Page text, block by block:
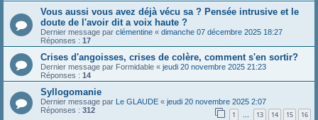
Vous aussi vous avez déjà vécu sa ? Pensée intrusive et le
doute de l'avoir dit a voix haute ?
Dernier message par clémentine « dimanche 07 décembre 2025 18:27
Réponses : 17
Crises d'angoisses, crises de colère, comment s'en sortir?
Dernier message par Formidable « jeudi 20 novembre 2025 21:23
Réponses : 14
Syllogomanie
Dernier message par Le GLAUDE « jeudi 20 novembre 2025 2:07
Réponses : 312 1 … 13 14 15 16